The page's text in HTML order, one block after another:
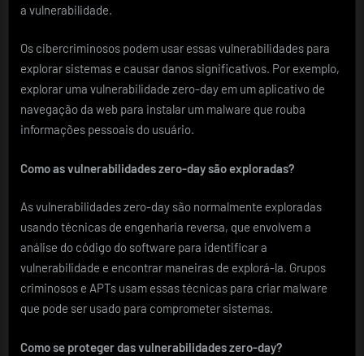
a vulnerabilidade.
Os cibercriminosos podem usar essas vulnerabilidades para
explorar sistemas e causar danos significativos. Por exemplo,
explorar uma vulnerabilidade zero-day em um aplicativo de
navegação da web para instalar um malware que rouba
informações pessoais do usuário.
Como as vulnerabilidades zero-day são exploradas?
As vulnerabilidades zero-day são normalmente exploradas
usando técnicas de engenharia reversa, que envolvem a
análise do código do software para identificar a
vulnerabilidade e encontrar maneiras de explorá-la. Grupos
criminosos e APTs usam essas técnicas para criar malware
que pode ser usado para comprometer sistemas.
Como se proteger das vulnerabilidades zero-day?